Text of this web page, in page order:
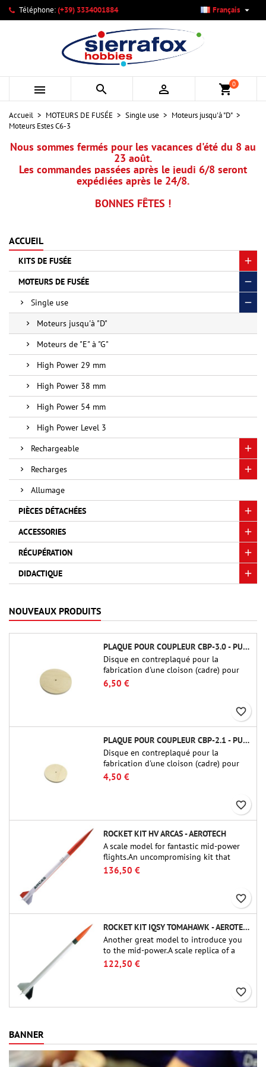
Téléphone:(+39) 3334001884 Français 
   shopping_cart0
Accueil MOTEURS DE FUSÉE Single use
Moteurs jusqu'à "D"
Moteurs Estes C6-3
Nous sommes fermés pour les vacances d'été du 8 au
23 août.
Les commandes passées après le jeudi 6/8 seront
expédiées après le 24/8.
BONNES FÊTES !
ACCUEIL
KITS DE FUSÉE
MOTEURS DE FUSÉE
Single use
Moteurs jusqu'à "D"
Moteurs de "E" à "G"
High Power 29 mm
High Power 38 mm
High Power 54 mm
High Power Level 3
Rechargeable
Recharges
Allumage
PIÈCES DÉTACHÉES
ACCESSORIES
RÉCUPÉRATION
DIDACTIQUE
NOUVEAUX PRODUITS
PLAQUE POUR COUPLEUR CBP-3.0 - PUBLIC MISSILES LTD.
Disque en contreplaqué pour la
fabrication d'une cloison (cadre) pour
raccords tubulaires de 75 mm de Public
Missiles Ltd. (PT-3.0/QT-3.0)
6,50 €
favorite_border
PLAQUE POUR COUPLEUR CBP-2.1 - PUBLIC MISSILES LTD.
Disque en contreplaqué pour la
fabrication d'une cloison (cadre) pour
raccords tubulaires de 54 mm de Public
Missiles Ltd. (PT-2.1 ou QT-2.1)
4,50 €
favorite_border
ROCKET KIT HV ARCAS - AEROTECH
A scale model for fantastic mid-power
flights.An uncompromising kit that
allows you to build a replica of one of
the most famous sounding-rocket ever.
136,50 €
favorite_border
ROCKET KIT IQSY TOMAHAWK - AEROTECH
Another great model to introduce you
to the mid-power.A scale replica of a
famous sounding rocket, small in size
and peefect to move to higher-level kits.
122,50 €
favorite_border
BANNER
Mes listes d'envies ×
Créer une nouvelle liste
Créer une liste d'envies ×
Nom de la liste d'envies
Annuler Créer une liste d'envies
Connexion ×
Vous devez être connecté pour ajouter des produits à votre
liste d'envies.
Annuler Connexion